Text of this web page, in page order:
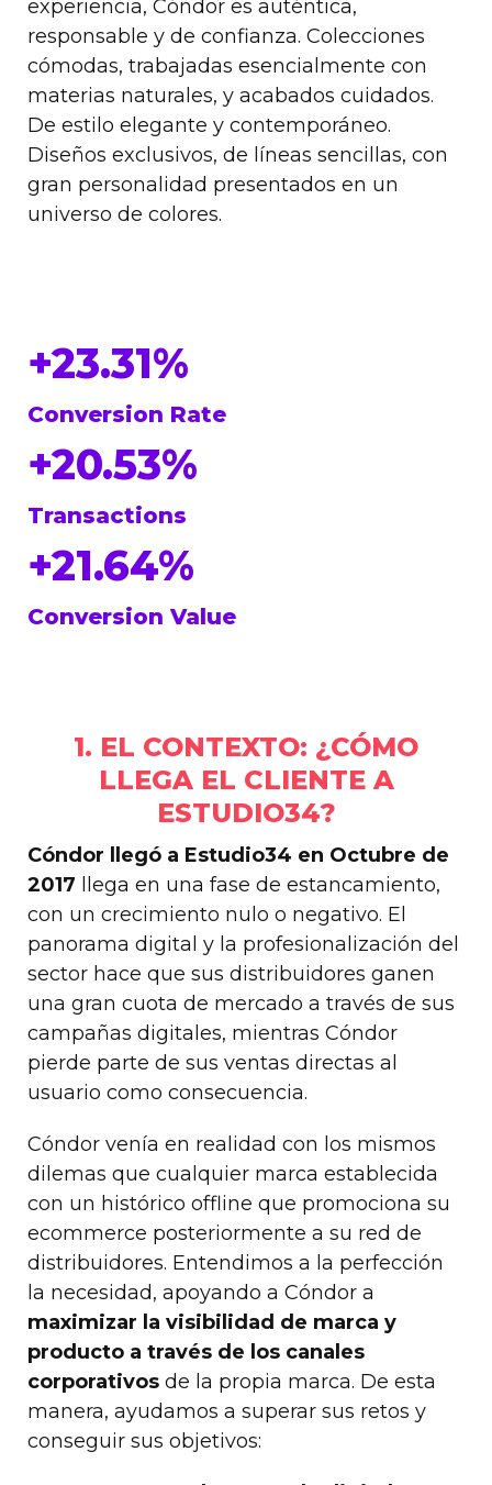
experiencia, Cóndor es auténtica,
responsable y de confianza. Colecciones
cómodas, trabajadas esencialmente con
materias naturales, y acabados cuidados.
De estilo elegante y contemporáneo.
Diseños exclusivos, de líneas sencillas, con
gran personalidad presentados en un
universo de colores.
+23.31%
Conversion Rate
+20.53%
Transactions
+21.64%
Conversion Value
1. EL CONTEXTO: ¿CÓMO
LLEGA EL CLIENTE A
ESTUDIO34?
Cóndor llegó a Estudio34 en Octubre de
2017 llega en una fase de estancamiento,
con un crecimiento nulo o negativo. El
panorama digital y la profesionalización del
sector hace que sus distribuidores ganen
una gran cuota de mercado a través de sus
campañas digitales, mientras Cóndor
pierde parte de sus ventas directas al
usuario como consecuencia.
Cóndor venía en realidad con los mismos
dilemas que cualquier marca establecida
con un histórico offline que promociona su
ecommerce posteriormente a su red de
distribuidores. Entendimos a la perfección
la necesidad, apoyando a Cóndor a
maximizar la visibilidad de marca y
producto a través de los canales
corporativos de la propia marca. De esta
manera, ayudamos a superar sus retos y
conseguir sus objetivos: